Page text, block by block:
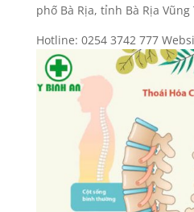
phố Bà Rịa, tỉnh Bà Rịa Vũng
Hotline: 0254 3742 777